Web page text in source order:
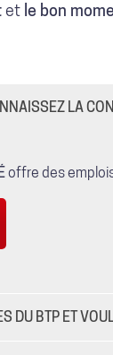
et le bon
LA
offre des
DU BTP ET